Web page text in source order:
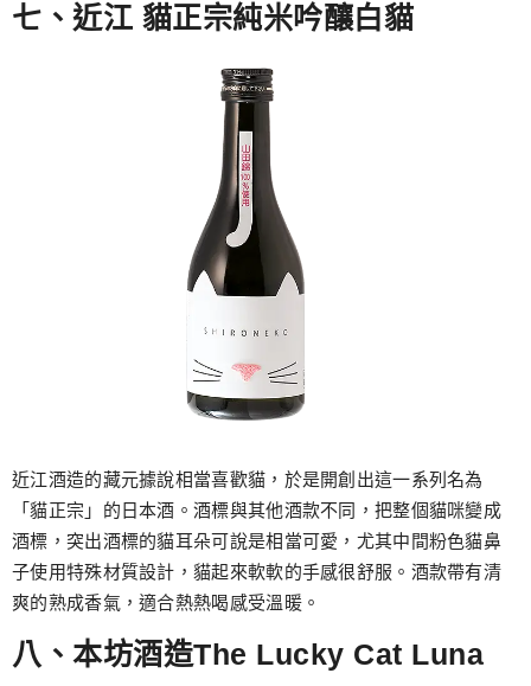
七、近江 貓正宗純米吟釀白貓
近江酒造的藏元據說相當喜歡貓，於是開創出這一系列名為
「貓正宗」的日本酒。酒標與其他酒款不同，把整個貓咪變成
酒標，突出酒標的貓耳朵可說是相當可愛，尤其中間粉色貓鼻
子使用特殊材質設計，貓起來軟軟的手感很舒服。酒款帶有清
爽的熟成香氣，適合熱熱喝感受溫暖。
八、本坊酒造The Lucky Cat Luna